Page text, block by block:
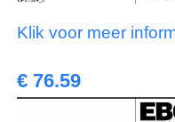
Klik voor meer
€ 76.59